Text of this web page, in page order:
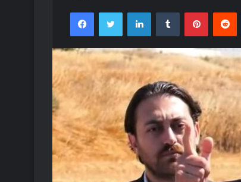
FacebookTwitter LinkedInTumblr Pinterest